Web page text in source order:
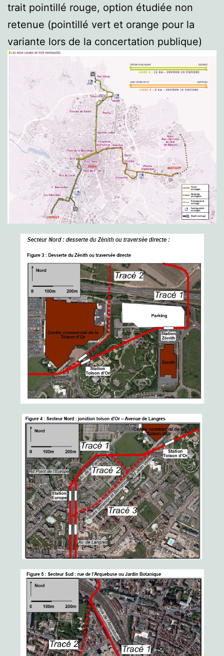
trait pointillé rouge, option étudiée non
retenue (pointillé vert et orange pour la
variante lors de la concertation publique)